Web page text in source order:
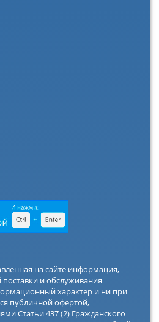
на сайте информация,
и обслуживания
характер и ни при
публичной офертой,
Статьи 437 (2) Гражданского